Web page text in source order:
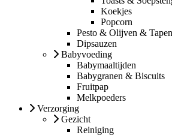
Koekjes
Popcorn
Pesto & Olijven &
Dipsauzen
Babyvoeding
Babymaaltijden
Babygranen & Biscuits
Fruitpap
Melkpoeders
Verzorging
Gezicht
Reiniging